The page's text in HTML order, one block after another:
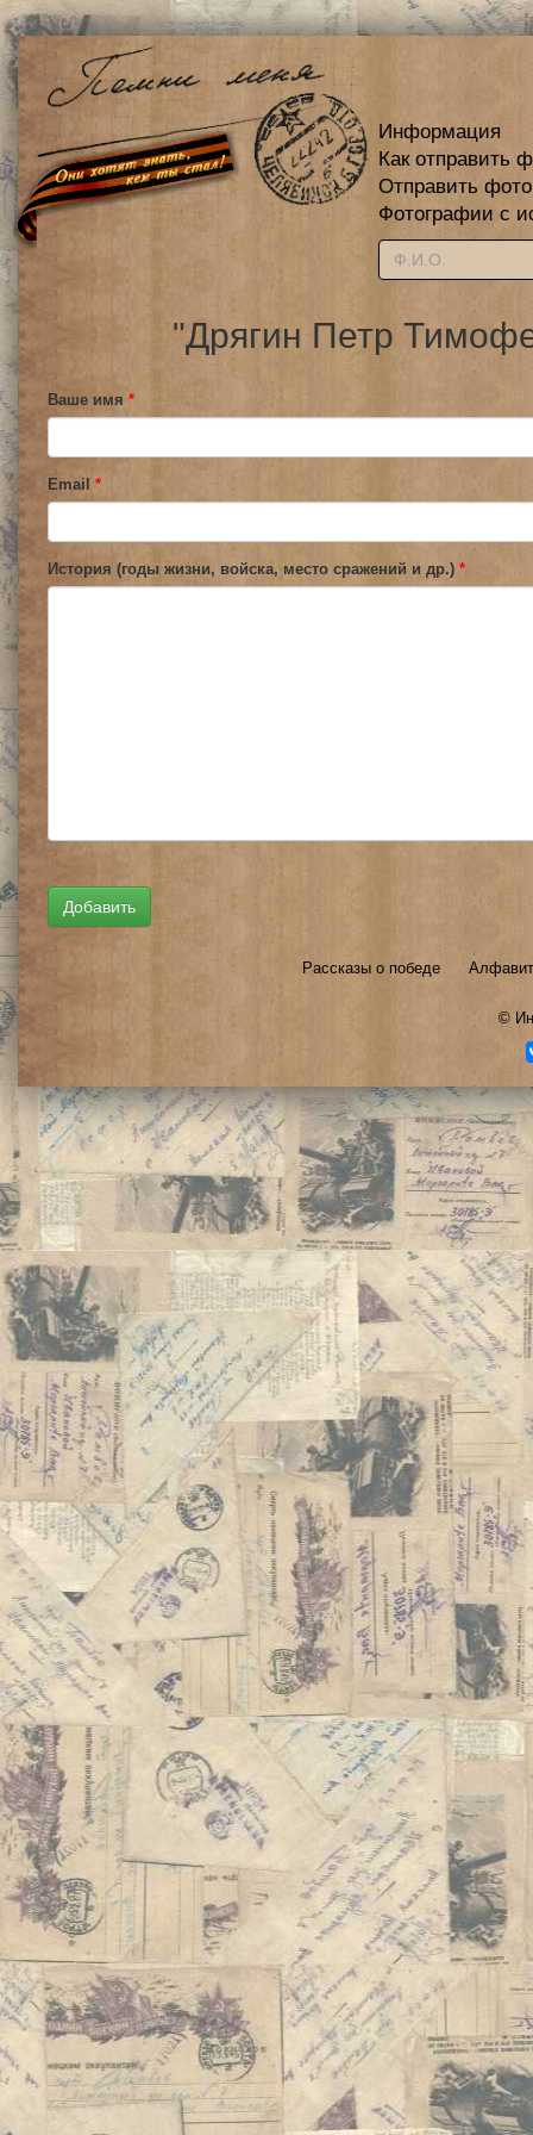
Информация
Как отправить
Отправить
Фотографии с
"Дрягин Петр
Ваше имя *
Email *
История (годы жизни, войска, место сражений и др.) *
Рассказы о победе
©